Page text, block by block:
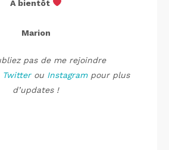
À bientôt
Marion
pas de me rejoindre
Twitterou Instagrampour plus
d’updates !